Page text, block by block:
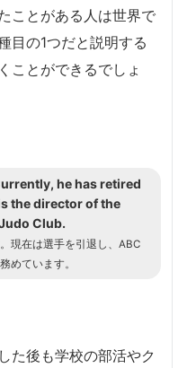
ことがある人は世界で
目の1つだと説明する
ことができるでしょ
he has retired
the director of the
Club.
現在は選手を引退し、ABC
めています。
た後も学校の部活やク